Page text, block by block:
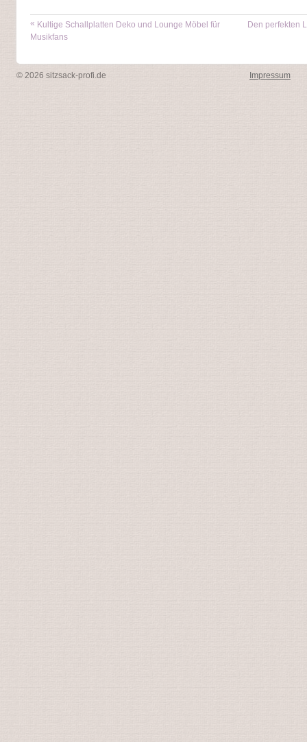
« Kultige Schallplatten Deko und Lounge Möbel für
Musikfans
Den perfekten
Impressum
© 2026 sitzsack-profi.de